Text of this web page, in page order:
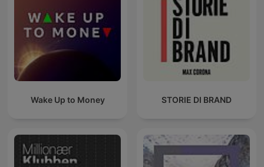
Wake Up to Money STORIE DI BRAND